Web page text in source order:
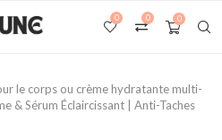
0
0
0
le corps ou crème hydratante multi-
& Sérum Éclaircissant | Anti-Taches